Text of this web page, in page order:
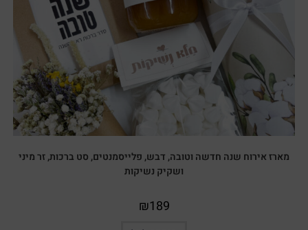
מארז אירוח שנה חדשה וטובה, דבש, פלייסמנטים, סט ברכות, זר מיני
ושקיק נשיקות
₪189